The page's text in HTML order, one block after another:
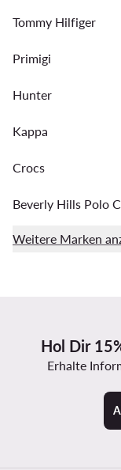
Tommy Hilfiger
Primigi
Hunter
Kappa
Crocs
Beverly Hills Polo
Weitere Marken
Hol Dir
Erhalte